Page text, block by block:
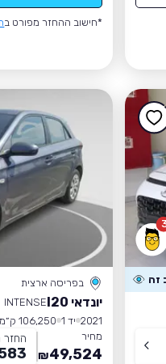
*חישוב ההחזר מפורט ב
בפריסה ארצית
יונדאי I20
INTENSE
2021 יד 1
106,250 ק״מ
מחיר
49,524
₪
החזר